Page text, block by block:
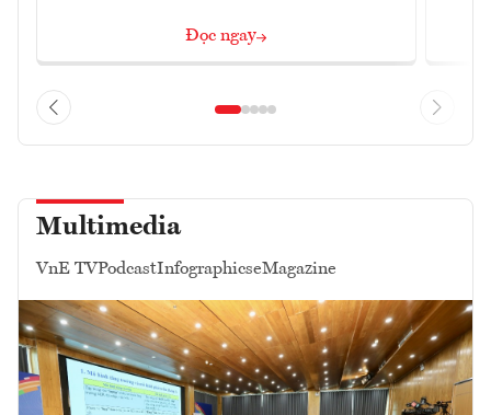
Đọc ngay
Multimedia
VnE TVPodcastInfographicseMagazine